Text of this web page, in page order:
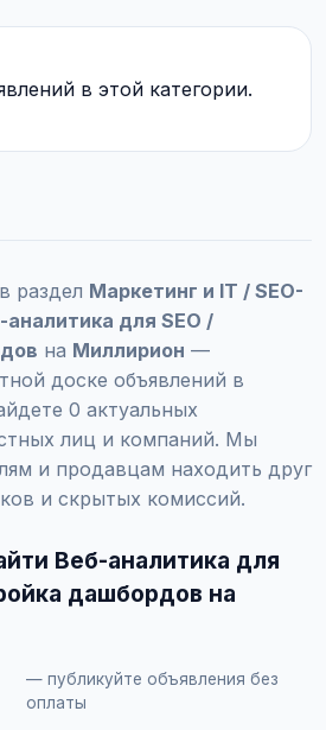
в этой категории.
раздел Маркетинг и IT / SEO-
для SEO /
на Миллирион —
доске объявлений в
0 актуальных
лиц и компаний. Мы
и продавцам находить друг
и скрытых комиссий.
Веб-аналитика для
дашбордов на
— публикуйте объявления без
оплаты